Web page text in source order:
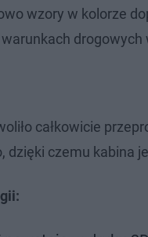
wzory w kolorze
całkowicie
dzięki czemu kabina